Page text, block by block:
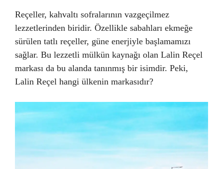
Reçeller, kahvaltı sofralarının vazgeçilmez
lezzetlerinden biridir. Özellikle sabahları ekmeğe
sürülen tatlı reçeller, güne enerjiyle başlamamızı
sağlar. Bu lezzetli mülkün kaynağı olan Lalin Reçel
markası da bu alanda tanınmış bir isimdir. Peki,
Lalin Reçel hangi ülkenin markasıdır?